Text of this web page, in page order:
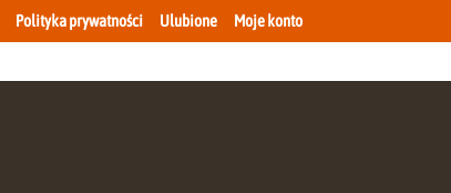
Polityka prywatności Ulubione Moje konto